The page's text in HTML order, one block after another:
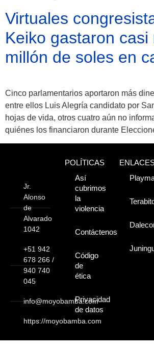
Atractivos
Moyobamba, está
lleno de atractivos
sorprendentes,
¡Descúbrelos!
Virtuales
Keiko gastaron casi
millón de soles en
Cinco parlamentarios aportaron más
entre ellos Luis Alegría candidato por
hojas de vida, otros cuatro aún no
quiénes los financiaron durante
Jr.
Alonso
de
Alvarado
1042
+51 942
678 266 /
940 740
045
info@moyobamba.com
https://moyobamba.com
POLÍTICAS
Así
cubrimos
la
violencia
Contáctenos
Código
de
ética
Privacidad
de datos